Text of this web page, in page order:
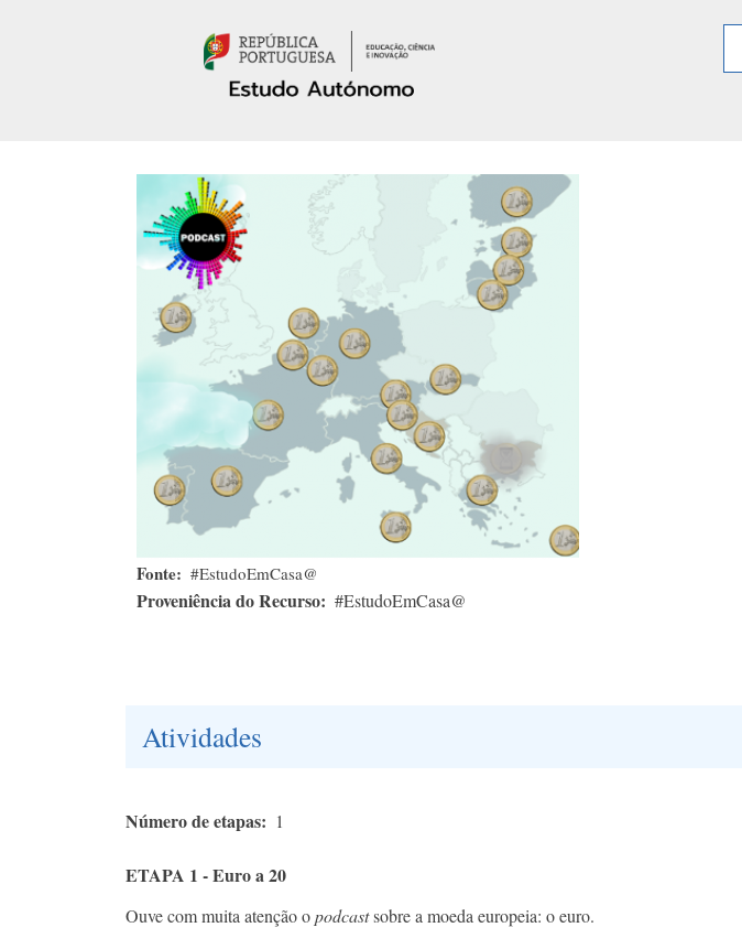
Fonte #EstudoEmCasa@
Proveniência do Recurso #EstudoEmCasa@
Atividades
Número de etapas 1
ETAPA 1 - Euro a 20
Ouve com muita atenção opodcastsobre a moeda europeia: o euro.